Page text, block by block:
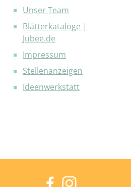
Unser Team
Blätterkataloge |
Jubee.de
Impressum
Stellenanzeigen
Ideenwerkstatt